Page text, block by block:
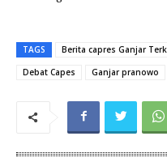
TAGS Berita capres Ganjar
Debat Capes
Ganjar pranowo